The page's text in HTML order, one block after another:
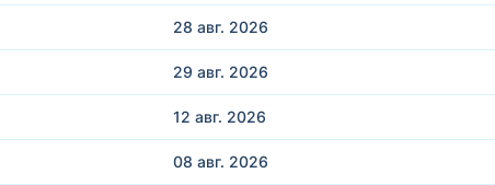
28 авг. 2026
29 авг. 2026
12 авг. 2026
08 авг. 2026